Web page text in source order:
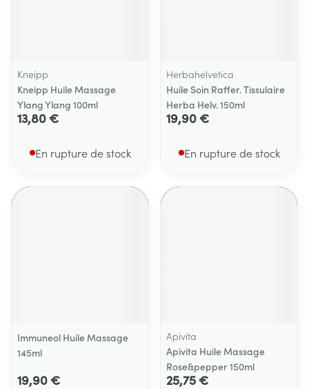
Kneipp
Kneipp Huile Massage
Ylang Ylang 100ml
13,80 €
En rupture de stock
Herbahelvetica
Huile Soin Raffer. Tissulaire
Herba Helv. 150ml
19,90 €
En rupture de stock
Immuneol Huile Massage
145ml
19,90 €
Apivita
Apivita Huile Massage
Rose&pepper 150ml
25,75 €